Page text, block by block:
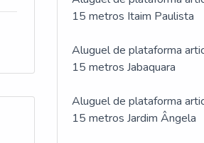
15 metros Itaim Paulista
Aluguel de plataforma
15 metros Jabaquara
Aluguel de plataforma
15 metros Jardim Ângela